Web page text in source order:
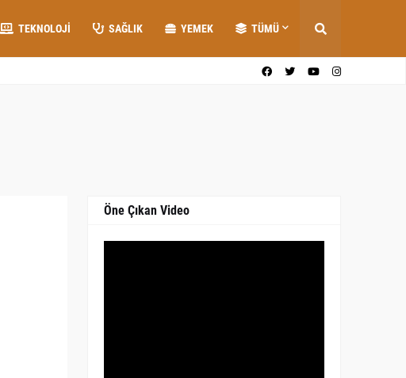
TEKNOLOJI SAĞLIK YEMEK TÜMÜ
Öne Çıkan Video